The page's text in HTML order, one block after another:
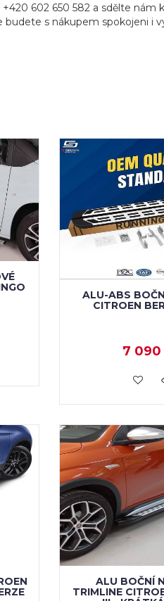
602 650 582 a sdělte nám
budete s nákupem spokojeni i
ALU-ABS
CITROEN
7 090
ALU BOČNÍ
TRIMLINE